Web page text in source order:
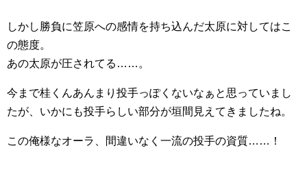
しかし勝負に笠原への感情を持ち込んだ太原に対してはこ
の態度。
あの太原が圧されてる……。
今まで桂くんあんまり投手っぽくないなぁと思っていまし
たが、いかにも投手らしい部分が垣間見えてきましたね。
この俺様なオーラ、間違いなく一流の投手の資質……！